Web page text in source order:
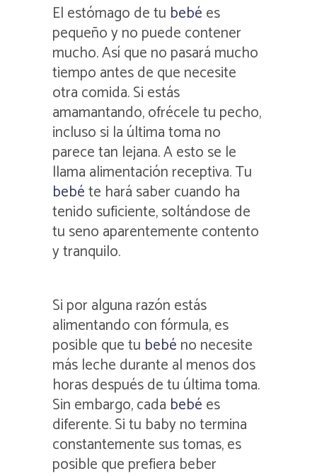
El estómago de tu bebé es
pequeño y no puede contener
mucho. Así que no pasará mucho
tiempo antes de que necesite
otra comida. Si estás
amamantando, ofrécele tu pecho,
incluso si la última toma no
parece tan lejana. A esto se le
llama alimentación receptiva. Tu
bebéte hará saber cuando ha
tenido suficiente, soltándose de
tu seno aparentemente contento
y tranquilo.
Si por alguna razón estás
alimentando con fórmula, es
posible que tu bebé no necesite
más leche durante al menos dos
horas después de tu última toma.
Sin embargo, cada bebé es
diferente. Si tu baby no termina
constantemente sus tomas, es
posible que prefiera beber